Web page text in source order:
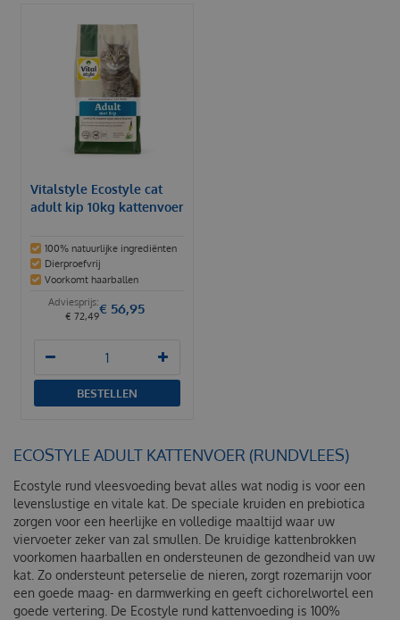
Vitalstyle Ecostyle cat
adult kip 10kg kattenvoer
100% natuurlijke ingrediënten
Dierproefvrij
Voorkomt haarballen
€ 72,49€ 56,95
BESTELLEN
ECOSTYLE ADULT KATTENVOER (RUNDVLEES)
Ecostyle rund vleesvoeding bevat alles wat nodig is voor een
levenslustige en vitale kat. De speciale kruiden en prebiotica
zorgen voor een heerlijke en volledige maaltijd waar uw
viervoeter zeker van zal smullen. De kruidige kattenbrokken
voorkomen haarballen en ondersteunen de gezondheid van uw
kat. Zo ondersteunt peterselie de nieren, zorgt rozemarijn voor
een goede maag- en darmwerking en geeft cichorelwortel een
goede vertering. De Ecostyle rund kattenvoeding is 100%